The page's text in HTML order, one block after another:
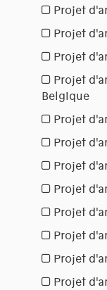
Projet
Projet
Projet
Projet
Belgique
Projet
Projet
Projet
Projet
Projet
Projet
Projet
Projet